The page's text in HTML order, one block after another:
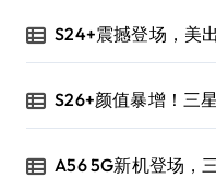
S24+震撼登场，美
S26+颜值暴增！三
A56 5G新机登场，